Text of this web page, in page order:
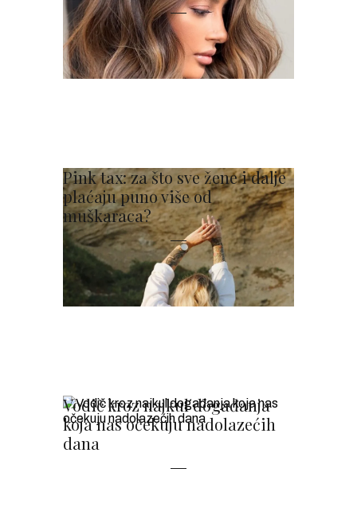
Pink tax: za što sve žene i dalje
plaćaju puno više od
muškaraca?
Vodič kroz najkul događanja
koja nas očekuju nadolazećih
dana